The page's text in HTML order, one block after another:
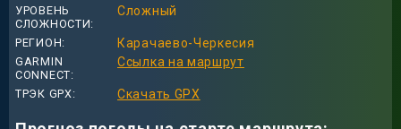
УРОВЕНЬ
СЛОЖНОСТИ
Сложный
РЕГИОН Карачаево-Черкесия
GARMIN
CONNECT
Ссылка на маршрут
ТРЭК GPX Скачать GPX